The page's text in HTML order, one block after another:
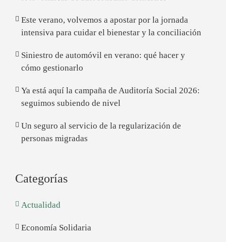
Este verano, volvemos a apostar por la jornada
intensiva para cuidar el bienestar y la conciliación
Siniestro de automóvil en verano: qué hacer y
cómo gestionarlo
Ya está aquí la campaña de Auditoría Social 2026:
seguimos subiendo de nivel
Un seguro al servicio de la regularización de
personas migradas
Categorías
Actualidad
Economía Solidaria